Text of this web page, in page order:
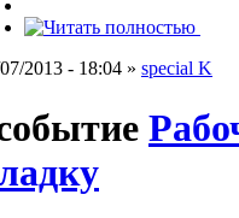
2013 - 18:04 » special K